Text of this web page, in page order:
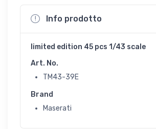
Info prodotto
limited edition 45 pcs 1/43 scale
Art. No.
TM43-39E
Brand
Maserati